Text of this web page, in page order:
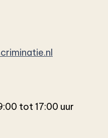
tot 17:00 uur